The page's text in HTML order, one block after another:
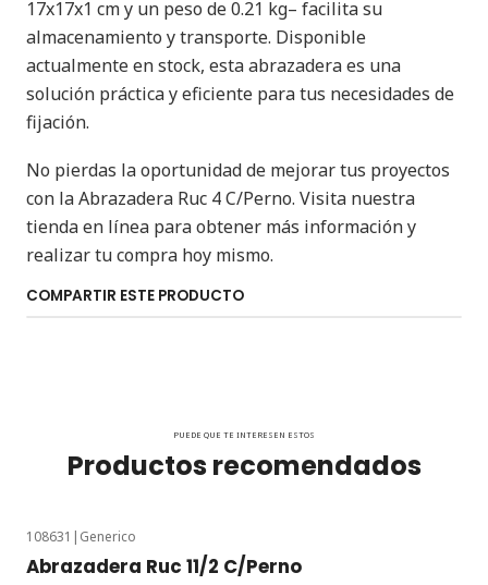
17x17x1 cm y un peso de 0.21 kg– facilita su
almacenamiento y transporte. Disponible
actualmente en stock, esta abrazadera es una
solución práctica y eficiente para tus necesidades de
fijación.
No pierdas la oportunidad de mejorar tus proyectos
con la Abrazadera Ruc 4 C/Perno. Visita nuestra
tienda en línea para obtener más información y
realizar tu compra hoy mismo.
COMPARTIR ESTE PRODUCTO
PUEDE QUE TE INTERESEN ESTOS
Productos recomendados
108631 | Generico
Abrazadera Ruc 11/2 C/Perno